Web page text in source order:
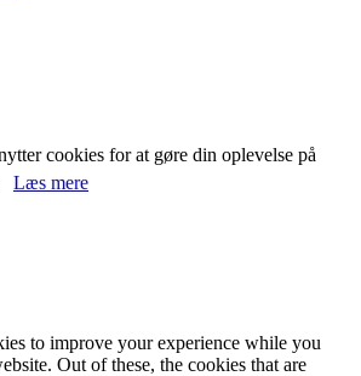
cookies for at gøre din oplevelse på
Læs mere
to improve your experience while you
Out of these, the cookies that are